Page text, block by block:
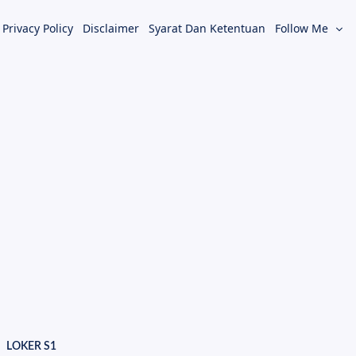
Privacy Policy Disclaimer Syarat Dan Ketentuan Follow Me
LOKER S1